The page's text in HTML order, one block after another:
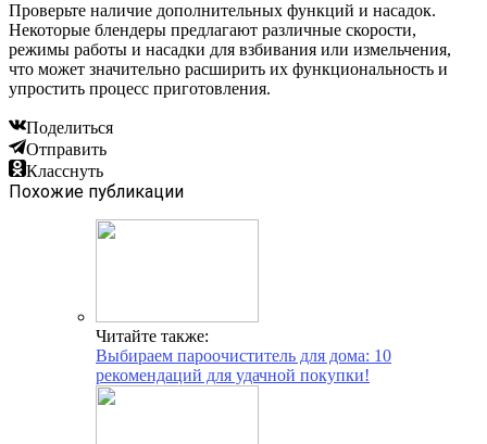
Проверьте наличие дополнительных функций и насадок.
Некоторые блендеры предлагают различные скорости,
режимы работы и насадки для взбивания или измельчения,
что может значительно расширить их функциональность и
упростить процесс приготовления.
Поделиться
Отправить
Класснуть
Похожие публикации
Читайте также:
Выбираем пароочиститель для дома: 10
рекомендаций для удачной покупки!